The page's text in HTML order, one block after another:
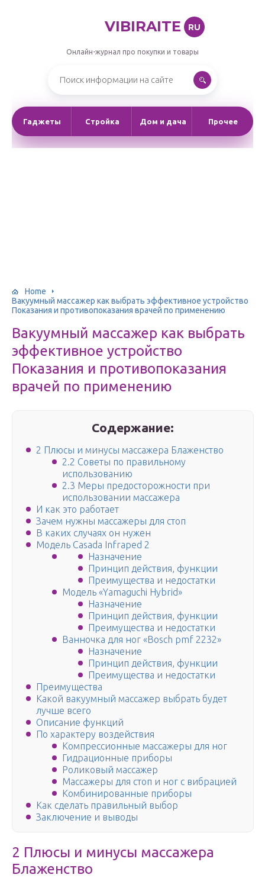
VIBIRAITE RU
Онлайн-журнал про покупки и товары
Гаджеты Стройка Дом и дача Прочее
Home
Вакуумный массажер как выбрать эффективное устройство
Показания и противопоказания врачей по применению
Вакуумный массажер как выбрать
эффективное устройство
Показания и противопоказания
врачей по применению
Содержание:
2 Плюсы и минусы массажера Блаженство
2.2 Советы по правильному
использованию
2.3 Меры предосторожности при
использовании массажера
И как это работает
Зачем нужны массажеры для стоп
В каких случаях он нужен
Модель Casada Infraped 2
Назначение
Принцип действия, функции
Преимущества и недостатки
Модель «Yamaguchi Hybrid»
Назначение
Принцип действия, функции
Преимущества и недостатки
Ванночка для ног «Bosch pmf 2232»
Назначение
Принцип действия, функции
Преимущества и недостатки
Преимущества
Какой вакуумный массажер выбрать будет
лучше всего
Описание функций
По характеру воздействия
Компрессионные массажеры для ног
Гидрационные приборы
Роликовый массажер
Массажеры для стоп и ног с вибрацией
Комбинированные приборы
Как сделать правильный выбор
Заключение и выводы
2 Плюсы и минусы массажера
Блаженство